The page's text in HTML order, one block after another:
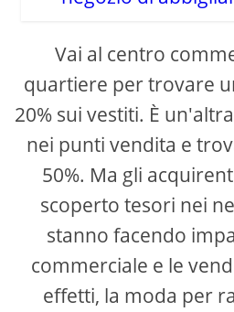
Vai al centro
quartiere per trovare
20% sui vestiti. È
nei punti vendita e
50%. Ma gli
scoperto tesori nei
stanno facendo
commerciale e le
effetti, la moda per